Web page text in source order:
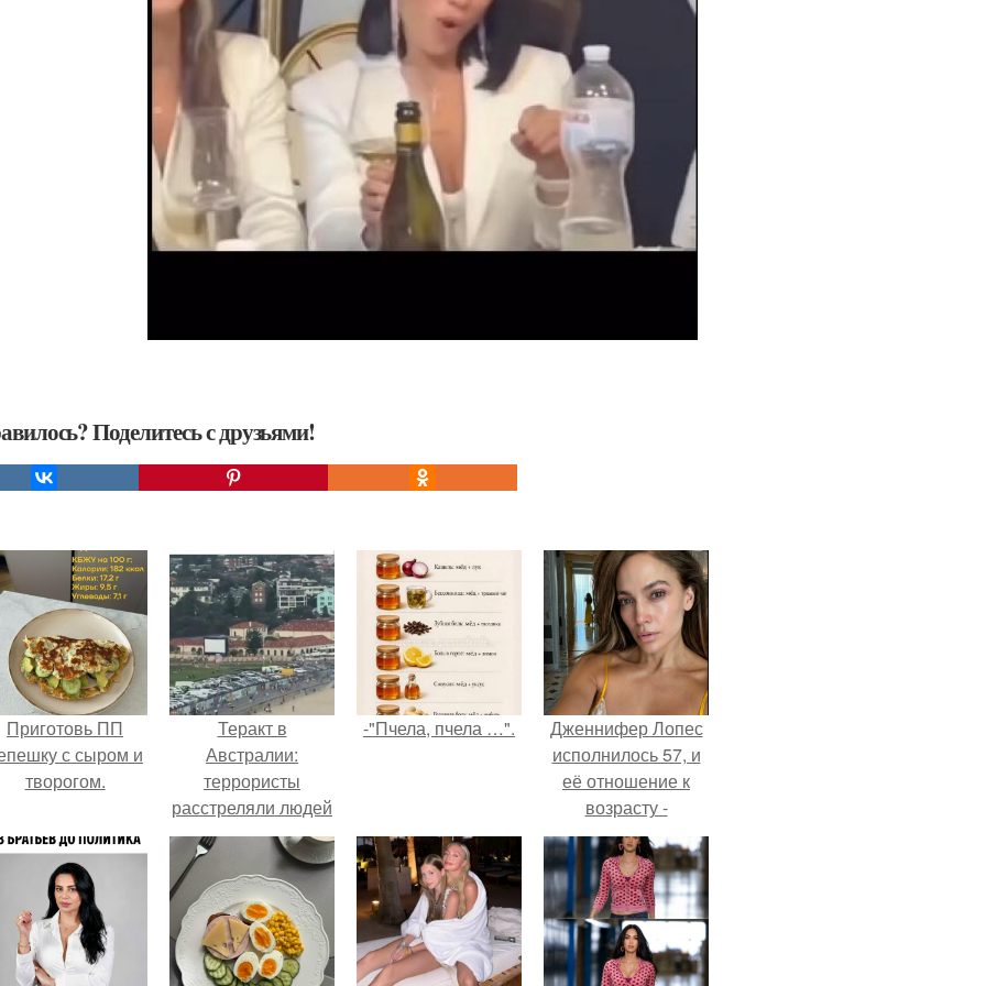
Поделитесь с друзьями!
Приготовь ПП
с сыром и
творогом.
Теракт в
Австралии:
террористы
расстреляли людей
на пляже Бонди в
Сиднее - десятки
погибших и
раненых.
-"Пчела, пчела …".
Дженнифер Лопес
исполнилось 57, и
её отношение к
возрасту -
настоящий
манифест
уверенности: "не
говорите, что я
отлично выгляжу
для 57.